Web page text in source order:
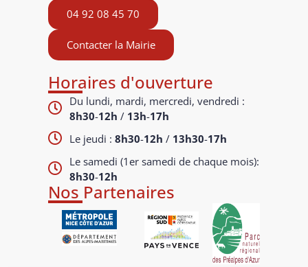
04 92 08 45 70
Contacter la Mairie
Horaires d'ouverture
Du lundi, mardi, mercredi, vendredi :
8h30-12h / 13h-17h
Le jeudi :8h30-12h / 13h30-17h
Le samedi (1er samedi de chaque mois):
8h30-12h
Nos Partenaires